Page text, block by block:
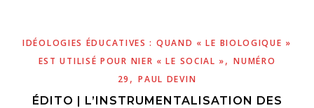
IDÉOLOGIES ÉDUCATIVES : QUAND « LE BIOLOGIQUE »
EST UTILISÉ POUR NIER « LE SOCIAL »,NUMÉRO
29 ,PAUL DEVIN
ÉDITO | L’INSTRUMENTALISATION DES